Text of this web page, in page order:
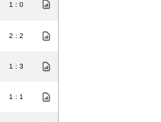
1 : 0
2 : 2
1 : 3
1 : 1